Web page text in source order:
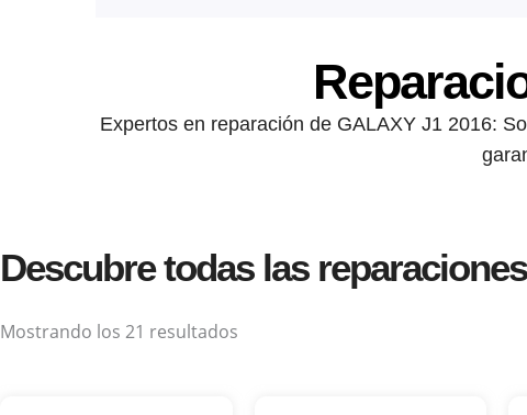
Expertos en reparación de GALAXY J1 2016:
Descubre todas las
Mostrando los 21 resultados